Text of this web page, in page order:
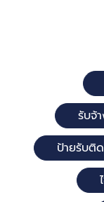
รับจ้
ป้ายรับติ